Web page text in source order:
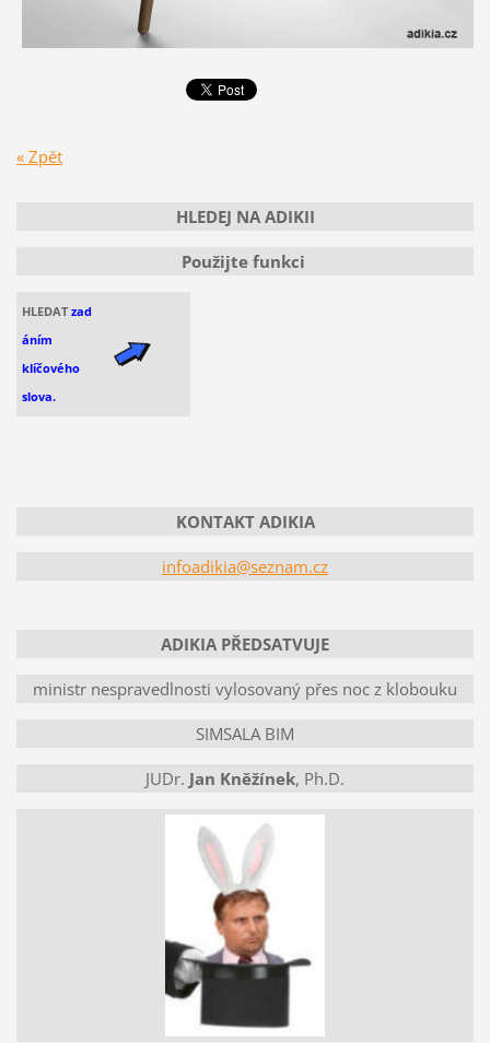
« Zpět
HLEDEJ NA ADIKII
Použijte funkci
HLEDAT zad
áním
klíčového
slova.
KONTAKT ADIKIA
infoadikia@seznam.cz
ADIKIA PŘEDSATVUJE
ministr nespravedlnosti vylosovaný přes noc z klobouku
SIMSALA BIM
JUDr. Jan Kněžínek, Ph.D.